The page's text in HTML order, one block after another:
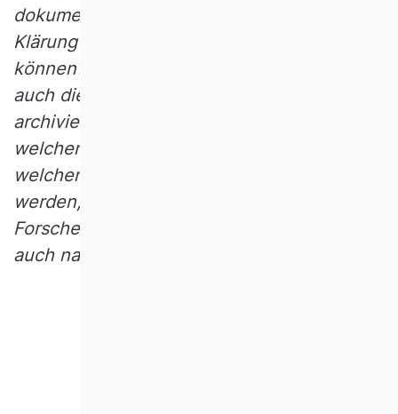
dokumentiert werden, um später zur
Klärung möglicher Probleme beitragen zu
können? Wie sind diese Unterlagen bzw.
auch die verwendeten (Roh-)Daten zu
archivieren – in welchem Format, mit
welchen Sicherungsinstrumenten und für
welchen Zeitraum? Wie kann sichergestellt
werden, dass die Arbeitsschritte des
Forschers aus den ursprünglichen Daten
auch nachvollzogen werden können?